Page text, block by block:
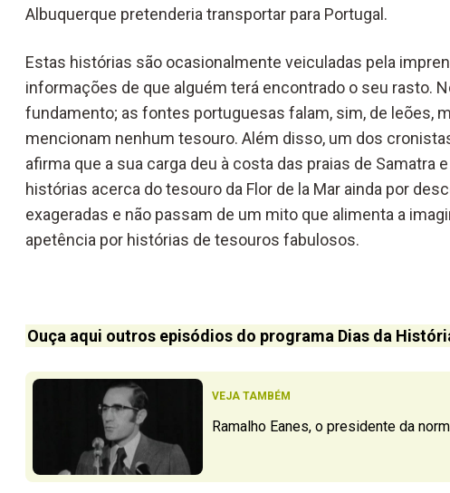
Albuquerque pretenderia transportar para Portugal.
Estas histórias são ocasionalmente veiculadas pela
informações de que alguém terá encontrado o seu rasto.
fundamento; as fontes portuguesas falam, sim, de leões,
mencionam nenhum tesouro. Além disso, um dos
afirma que a sua carga deu à costa das praias de Samatra
histórias acerca do tesouro da Flor de la Mar ainda por
exageradas e não passam de um mito que alimenta a
apetência por histórias de tesouros fabulosos.
Ouça aqui outros episódios do programa Dias da
VEJA TAMBÉM
Ramalho Eanes, o presidente da